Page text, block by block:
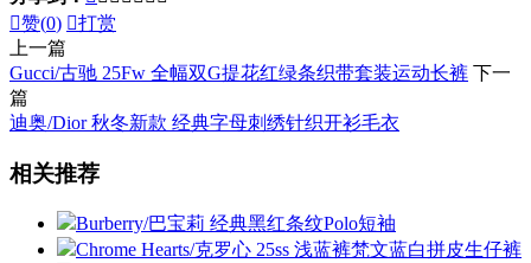
赞(0) 打赏
上一篇
Gucci/古驰 25Fw 全幅双G提花红绿条织带套装运动长裤 下一
篇
迪奥/Dior 秋冬新款 经典字母刺绣针织开衫毛衣
相关推荐
Burberry/巴宝莉 经典黑红条纹Polo短袖
Chrome Hearts/克罗心 25ss 浅蓝裤梵文蓝白拼皮生仔裤